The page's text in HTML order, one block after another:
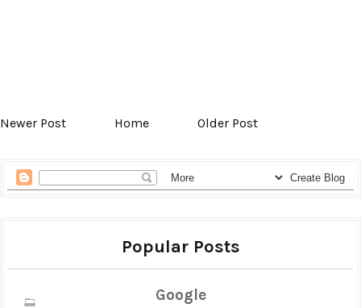
Newer Post Home Older Post
Popular Posts
Google